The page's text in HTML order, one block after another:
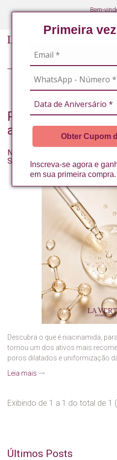
Primeira
Obter Cupom
Inscreva-se agora e
em sua primeira compra.
Bem-
Posts com as
acne
Niacinamida: Por Que Esse
Skincare?
Descubra o que é niacinamida,
tornou um dos ativos mais
poros dilatados e uniformização
Leia mais
Exibindo de 1 a 1 do total de 1
Últimos Posts